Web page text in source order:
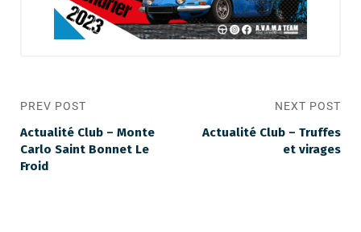
PREV POST
Actualité Club – Monte
Carlo Saint Bonnet Le
Froid
NEXT POST
Actualité Club – Truffes
et virages